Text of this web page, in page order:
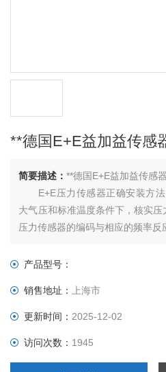
**德国E+E益加益传感
简要描述：**德国E+E益加益传感器
E+E压力传感器正确安装方法
大气压和标准温度条件下，核实
压力传感器的编码与相应的频率反
产品型号：
销售地址：上海市
更新时间：2025-12-02
访问次数： 1945